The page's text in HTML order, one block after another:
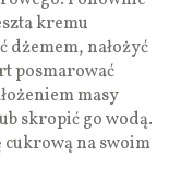
kremu
dżemem, nałożyć
posmarować
masy
skropić go wodą.
cukrową na swoim